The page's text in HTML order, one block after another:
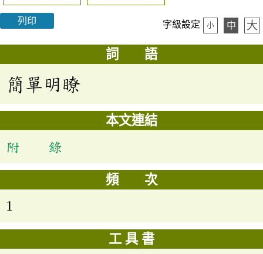
列印 字級設定 小 中 大
詞 語
簡單明瞭
本文連結
附 錄
頻 次
1
工 具 書